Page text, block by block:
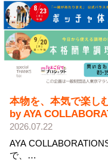
本物を、本気で楽し
by AYA
2026.07.22
AYA
で、…